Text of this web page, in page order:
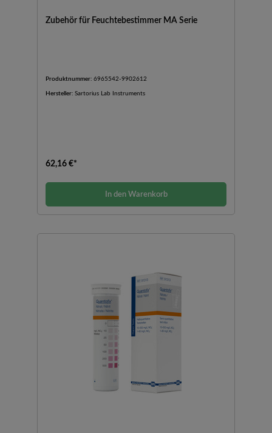
Zubehör für Feuchtebestimmer MA Serie
Produktnummer: 6965542-9902612
Hersteller: Sartorius Lab Instruments
62,16 €*
In den Warenkorb